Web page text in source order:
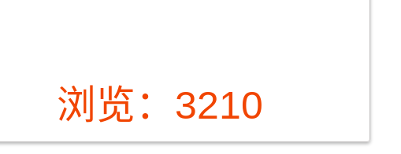
浏览：3210